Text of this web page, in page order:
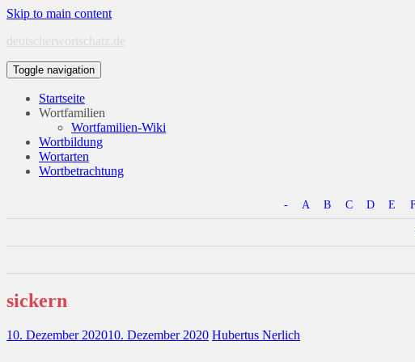
Skip to main content
deutscherwortschatz.de
Toggle navigation
Startseite
Wortfamilien
Wortfamilien-Wiki
Wortbildung
Wortarten
Wortbetrachtung
- A B C D E F
sickern
10. Dezember 202010. Dezember 2020 Hubertus Nerlich